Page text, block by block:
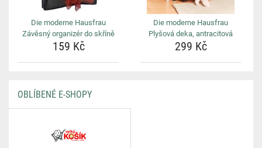
Die moderne Hausfrau
Závěsný organizér do skříně
159 Kč
Die moderne Hausfrau
Plyšová deka, antracitová
299 Kč
OBLÍBENÉ E-SHOPY